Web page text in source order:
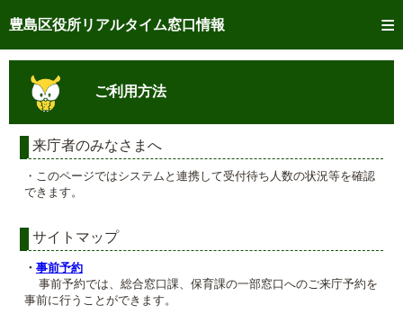
豊島区役所リアルタイム窓口情報
トップページへ
ご利用方法
事前予約
予約状況確認
リアルタイム 窓口混雑状況
メール通知登録
混雑予想カレンダー
ご利用方法
来庁者のみなさまへ
・このページではシステムと連携して受付待ち人数の状況等を確認
できます。
サイトマップ
・ 事前予約
事前予約では、総合窓口課、保育課の一部窓口へのご来庁予約を
事前に行うことができます。